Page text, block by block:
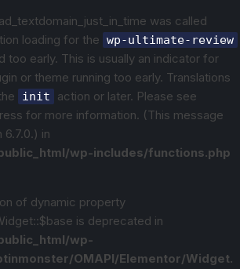
was called
loading for the wp-ultimate-review
too early. This is usually an indicator for
or theme running too early. Translations
init
action or later. Please see
for more information. (This message
6.7.0.) in
wp-includes/functions.php
of dynamic property
is deprecated in
wp-
OMAPI/Elementor/Widget.